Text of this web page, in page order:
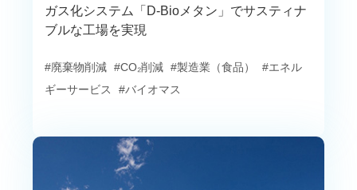
ガス化システム「D-Bioメタン」でサスティナ
ブルな工場を実現
#廃棄物削減 #CO₂削減 #製造業（食品）
#エネル
ギーサービス
#バイオマス